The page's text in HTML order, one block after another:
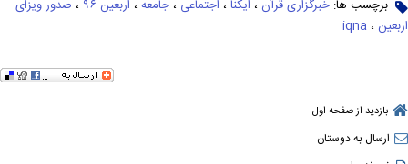
برچسب ها: خبرگزاری قرآن ، ایکنا ، اجتماعی ، جامعه ، اربعین ۹۶ ، صدور ویزای
اربعین ، iqna
بازدید از صفحه اول
ارسال به دوستان